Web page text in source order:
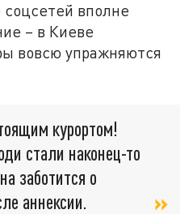
вполне
– в Киеве
вовсю упражняются
курортом!
стали наконец-то
заботится о
аннексии.